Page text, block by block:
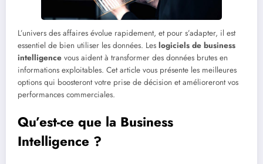
L’univers des affaires évolue rapidement, et pour s’adapter, il est
essentiel de bien utiliser les données. Les logiciels de business
intelligence vous aident à transformer des données brutes en
informations exploitables. Cet article vous présente les meilleures
options qui boosteront votre prise de décision et amélioreront vos
performances commerciales.
Qu’est-ce que la Business
Intelligence ?